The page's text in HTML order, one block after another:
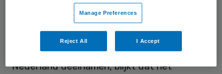
functioneren van de raad van toezicht, zou
blijken uit wetenschappelijke literatuur.
Maar uit het onderzoek van Korving,
waaraan 185 zorgbestuurders uit heel
Nederland deelnamen, blijkt dat het
Manage Preferences
Reject All I Accept